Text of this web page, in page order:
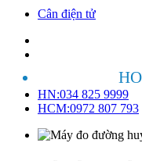
Cân điện tử
HN:034 825 9999
HCM:0972 807 793